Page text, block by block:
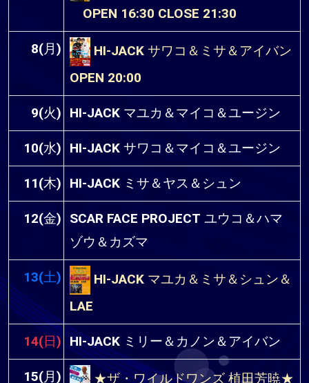
OPEN 16:30 CLOSE 21:30
8(月)
HI-JACK サワコ＆ミサ＆アイバン
OPEN 20:00
9(火) HI-JACK マユカ＆マイコ＆ユージン
10(水) HI-JACK サワコ＆マイコ＆ユージン
11(木) HI-JACK ミサ＆ヤス＆シュン
12(金) SCAR FACE PROJECT ユウコ＆ハマ
ゾウ＆カズマ
13(土)
HI-JACK マユカ＆ミサ＆シュン＆
LAE
14(日) HI-JACK ミリー＆カノン＆アイバン
15(月)
★ザ・ワイルドワンズ 植田芳暁★